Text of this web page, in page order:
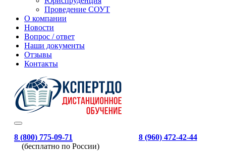
Проведение СОУТ
О компании
Новости
Вопрос / ответ
Наши документы
Отзывы
Контакты
8 (800) 775-09-71
(бесплатно по России)
8 (960) 472-42-44